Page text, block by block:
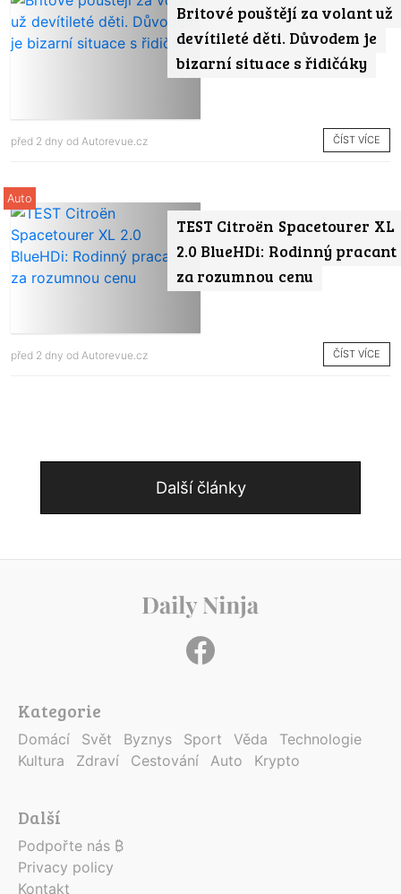
Britové pouštějí za volant už
devítileté děti. Důvodem je
bizarní situace s řidičáky
před 2 dny od Autorevue.cz ČÍST VÍCE
TEST Citroën Spacetourer XL
2.0 BlueHDi: Rodinný pracant
za rozumnou cenu
Auto
před 2 dny od Autorevue.cz ČÍST VÍCE
Další články
Kategorie
Domácí Svět Byznys Sport Věda
Technologie
Kultura
Zdraví Cestování Auto Krypto
Další
Podpořte nás ₿
Privacy policy
Kontakt